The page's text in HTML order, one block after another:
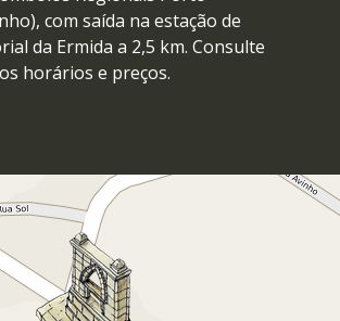
com saída na estação de
da Ermida a 2,5 km. Consulte
horários e preços.
de Varzim) ou da A11
de Canaveses) siga na
(Bragança/Matosinhos). Saia no
os-Rios/Penafiel Sul e depois siga
do Mosteiro de Paço de Sousa